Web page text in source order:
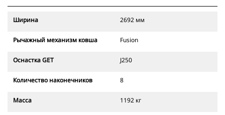
Ширина 2692 мм
Рычажный механизм ковша Fusion
Оснастка GET J250
Количество наконечников 8
Масса 1192 кг